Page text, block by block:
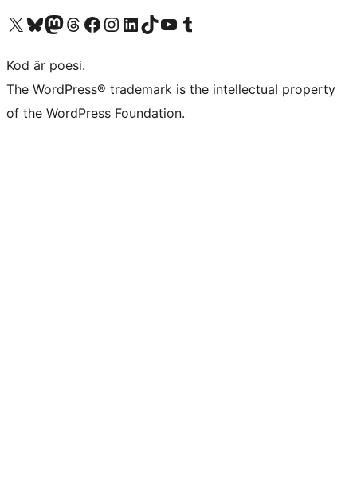
Besök vår X-konto (f.d. Twitter)
Besök vårt Bluesky-konto
Besök vårt Mastodon-konto
Besök vårt Thread-konto
Besök vår Facebook-sidaBesök vårt Instagram-konto
Besök vårt LinkedIn-konto
Besök vårt TikTok-konto
Besök vår YouTube-kanalBesök vårt Tumblr-konto
Kod är poesi.
The WordPress® trademark is the intellectual property
of the WordPress Foundation.